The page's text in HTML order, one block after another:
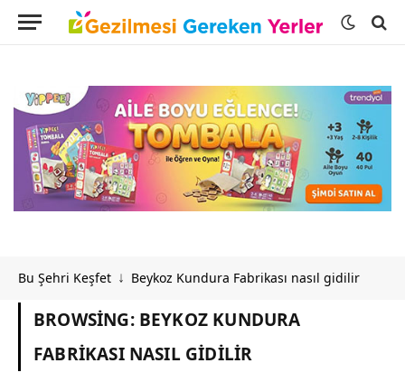
Bu Şehri Keşfet ↓ Beykoz Kundura Fabrikası nasıl gidilir
BROWSING: BEYKOZ KUNDURA
FABRIKASI NASIL GIDILIR